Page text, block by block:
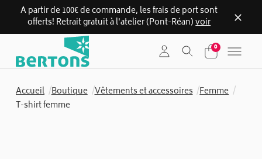
A partir de 100€ de commande, les frais de port sont
offerts! Retrait gratuit à l'atelier (Pont-Réan)voir
content
0
Accueil /Boutique /Vêtements et accessoires /Femme /
T-shirt femme